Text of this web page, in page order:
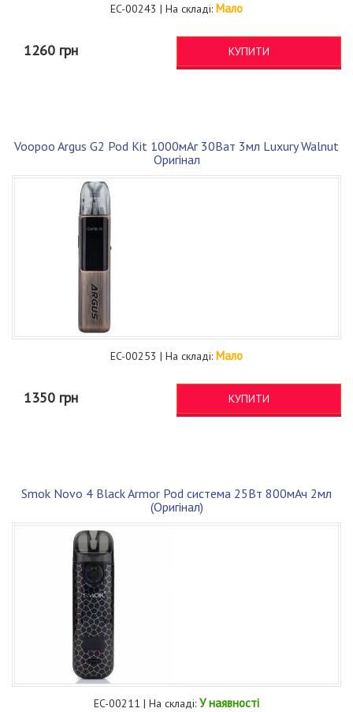
EC-00243 | На складі: Мало
1260 грн КУПИТИ
Voopoo Argus G2 Pod Kit 1000мАг 30Ват 3мл Luxury Walnut
Оригінал
EC-00253 | На складі: Мало
1350 грн КУПИТИ
Smok Novo 4 Black Armor Pod система 25Вт 800мАч 2мл
(Оригінал)
EC-00211 | На складі: У наявності